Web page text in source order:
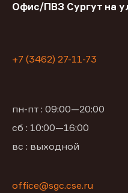
Офис/ПВЗ Сургут на
+7 (3462) 27-11-73
пн-пт : 09:00—20:00
сб : 10:00—16:00
вс : выходной
office@sgc.cse.ru